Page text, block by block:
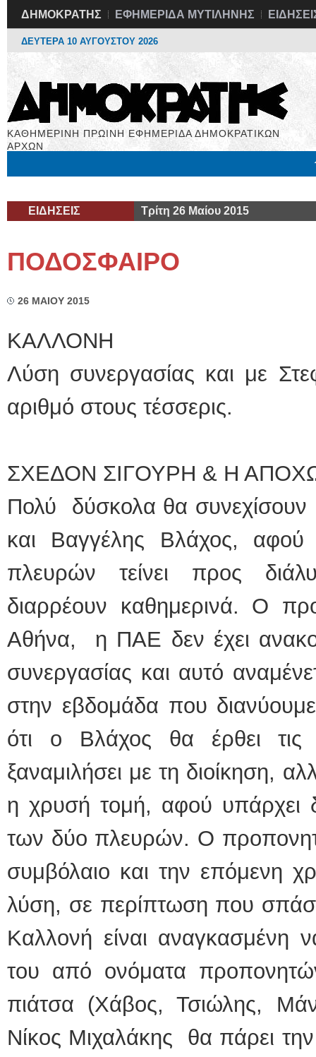
ΔΗΜΟΚΡΑΤΗΣ ΕΦΗΜΕΡΙΔΑ ΜΥΤΙΛΗΝΗΣ
ΔΕΥΤΕΡΑ 10 ΑΥΓΟΥΣΤΟΥ 2026
ΚΑΘΗΜΕΡΙΝΗ ΠΡΩΙΝΗ ΕΦΗΜΕΡΙΔΑ ΔΗΜΟΚΡΑΤΙΚΩΝ
ΑΡΧΩΝ
ΕΙΔΗΣΕΙΣ Τρίτη 26 Μαίου 2015
ΠΟΔΟΣΦΑΙΡΟ
26 ΜΑΙΟΥ 2015
ΚΑΛΛΟΝΗ
Λύση συνεργασίας και με
αριθμό στους τέσσερις.
ΣΧΕΔΟΝ ΣΙΓΟΥΡΗ & Η
Πολύ δύσκολα θα συνεχίσουν
και Βαγγέλης Βλάχος,
πλευρών τείνει προς
διαρρέουν καθημερινά. Ο
Αθήνα, η ΠΑΕ δεν έχει
συνεργασίας και αυτό
στην εβδομάδα που
ότι ο Βλάχος θα έρθει
ξαναμιλήσει με τη διοίκηση,
η χρυσή τομή, αφού υπάρχει
των δύο πλευρών. Ο
συμβόλαιο και την επόμενη
λύση, σε περίπτωση που
Καλλονή είναι αναγκασμένη
του από ονόματα
πιάτσα (Χάβος, Τσιώλης,
Νίκος Μιχαλάκης θα πάρει